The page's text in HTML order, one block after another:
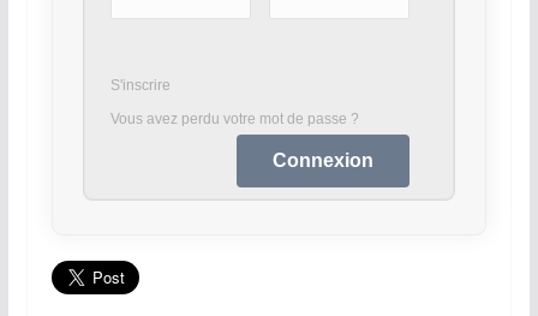
S'inscrire
Vous avez perdu votre mot de passe ?